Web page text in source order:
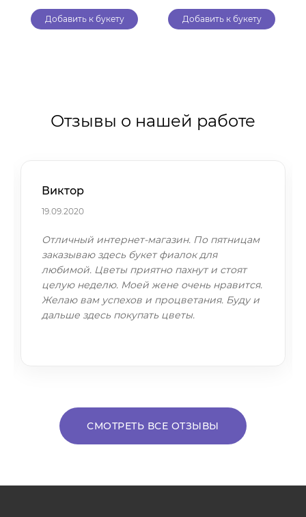
Добавить к букету Добавить к букету
Отзывы о нашей работе
Виктор
19.09.2020
Отличный интернет-магазин. По пятницам
заказываю здесь букет фиалок для
любимой. Цветы приятно пахнут и стоят
целую неделю. Моей жене очень нравится.
Желаю вам успехов и процветания. Буду и
дальше здесь покупать цветы.
СМОТРЕТЬ ВСЕ ОТЗЫВЫ